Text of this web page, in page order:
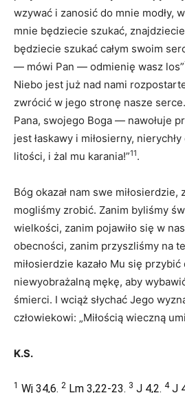
wzywać i zanosić do mnie modły,
mnie będziecie szukać,
będziecie szukać całym swoim
— mówi Pan — odmienię wasz los”
Niebo jest już nad nami
zwrócić w jego stronę nasze
Pana, swojego Boga — nawołuje
jest łaskawy i miłosierny,
litości, i żal mu karania!”11.
Bóg okazał nam swe
mogliśmy zrobić. Zanim byliśmy
wielkości, zanim pojawiło się w
obecności, zanim przyszliśmy na
miłosierdzie kazało Mu się
niewyobrażalną mękę, aby
śmierci. I wciąż słychać Jego
człowiekowi: „Miłością wieczną
K.S.
1 Wj 34,6. 2 Lm 3,22-23. 3 J 4,2. 4J